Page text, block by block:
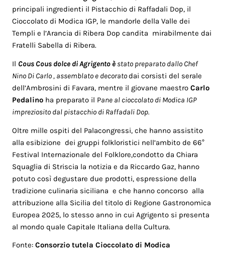
principali ingredienti il Pistacchio di Raffadali Dop, il
Cioccolato di Modica IGP, le mandorle della Valle dei
Templi e l’Arancia di Ribera Dop candita mirabilmente dai
Fratelli Sabella di Ribera.
Il Cous Cous dolce di Agrigento è stato preparato dallo Chef
Nino Di Carlo , assemblato e decorato dai corsisti del serale
dell’Ambrosini di Favara, mentre il giovane maestroCarlo
Pedalino ha preparato il Pane al cioccolato di Modica IGP
impreziosito dal pistacchio di Raffadali Dop.
Oltre mille ospiti del Palacongressi, che hanno assistito
alla esibizione dei gruppi folkloristici nell’ambito de 66°
Festival Internazionale del Folklore,condotto da Chiara
Squaglia di Striscia la notizia e da Riccardo Gaz, hanno
potuto così degustare due prodotti, espressione della
tradizione culinaria siciliana e che hanno concorso alla
attribuzione alla Sicilia del titolo di Regione Gastronomica
Europea 2025, lo stesso anno in cui Agrigento si presenta
al mondo quale Capitale Italiana della Cultura.
Fonte:Consorzio tutela Cioccolato di Modica